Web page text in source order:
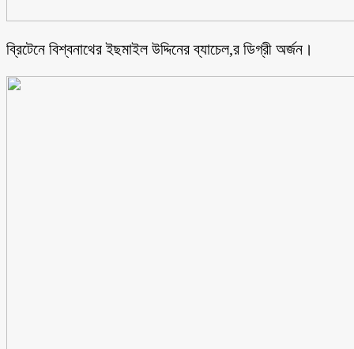
ব্রিটেনে বিশ্বনাথের ইছমাইল উদ্দিনের ব্যাচেল,র ডিগ্রী অর্জন।